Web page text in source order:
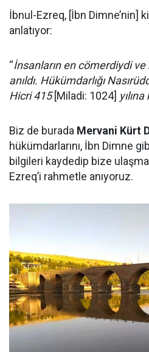
İbnul-Ezreq, [İbn Dimne’nin]
anlatıyor:
“İnsanların en cömerdiydi
anıldı. Hükümdarlığı
Hicri 415[Miladi: 1024]
Biz de burada Mervani Kürt
hükümdarlarını, İbn Dimne
bilgileri kaydedip bize
Ezreq’i rahmetle anıyoruz.